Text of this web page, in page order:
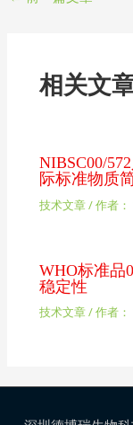
相关文
NIBSC00/
际标准物质
技术文章/ 作者：
WHO标准品
稳定性
技术文章/ 作者：